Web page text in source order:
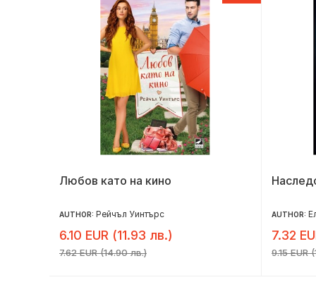
Любов като на кино
AUTHOR: Рейчъл Уинтърс
6.10 EUR (11.93 лв.)
7.62 EUR (14.90 лв.)
AUTHOR:
7.32
9.15 EUR